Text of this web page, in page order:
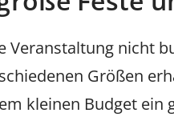
Veranstaltung nicht
Größen
kleinen Budget ein